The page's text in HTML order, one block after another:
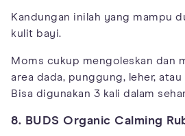
Kandungan inilah yang mampu
kulit bayi.
Moms cukup mengoleskan dan
area dada, punggung, leher,
Bisa digunakan 3 kali dalam
8. BUDS Organic Calming